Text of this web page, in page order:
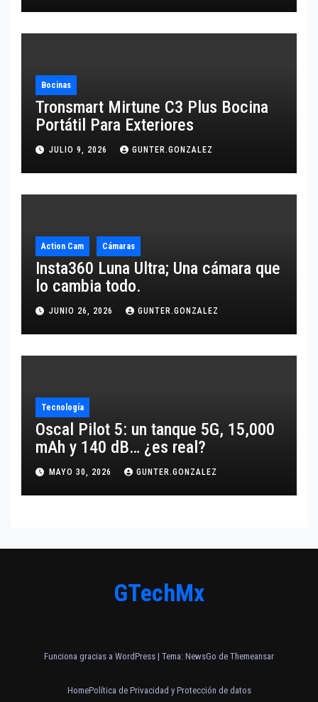
Bocinas
Tronsmart Mirtune C3 Plus Bocina
Portátil Para Exteriores
JULIO 9, 2026 GUNTER.GONZALEZ
Action Cam Cámaras
Insta360 Luna Ultra; Una cámara que
lo cambia todo.
JUNIO 26, 2026 GUNTER.GONZALEZ
Tecnología
Oscal Pilot 5: un tanque 5G, 15,000
mAh y 140 dB… ¿es real?
MAYO 30, 2026 GUNTER.GONZALEZ
GTechMx
Funciona gracias a WordPress | Tema: NewsGo de Themeansar
HomePolítica de Privacidad y Protección de datos